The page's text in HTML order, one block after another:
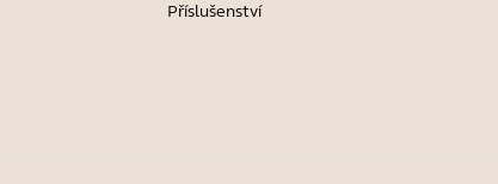
Příslušenství